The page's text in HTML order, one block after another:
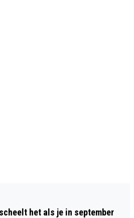
het als je in september